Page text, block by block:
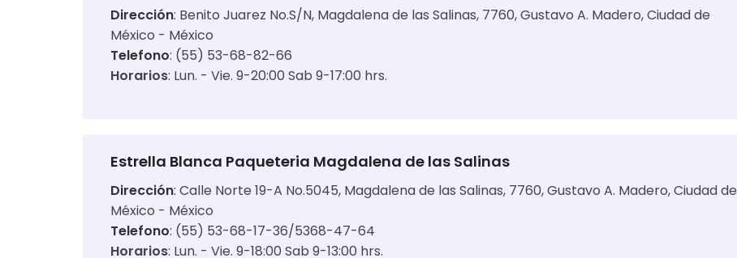
Dirección: Benito Juarez No.S/N, Magdalena de las Salinas, 7760, Gustavo A. Madero, Ciudad de
México - México
Telefono: (55) 53-68-82-66
Horarios: Lun. - Vie. 9-20:00 Sab 9-17:00 hrs.
Estrella Blanca Paqueteria Magdalena de las Salinas
Dirección: Calle Norte 19-A No.5045, Magdalena de las Salinas, 7760, Gustavo A. Madero, Ciudad de
México - México
Telefono: (55) 53-68-17-36/5368-47-64
Horarios: Lun. - Vie. 9-18:00 Sab 9-13:00 hrs.